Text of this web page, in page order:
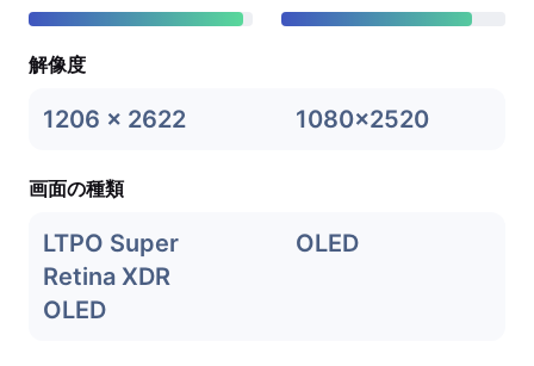
解像度
1206 x 2622 1080x2520
画面の種類
LTPO Super
Retina XDR
OLED
OLED